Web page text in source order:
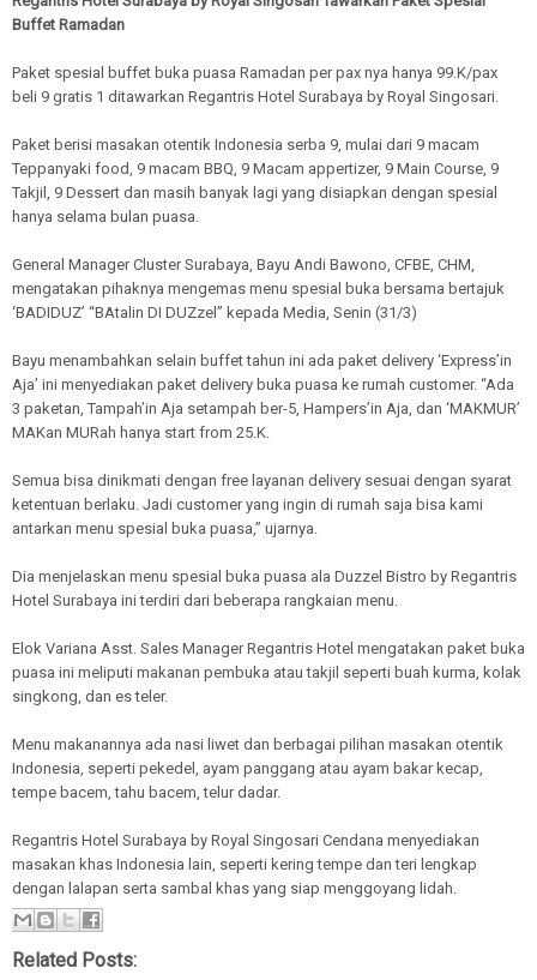
Buffet Ramadan
Paket spesial buffet buka puasa Ramadan per pax nya hanya 99.K/pax
beli 9 gratis 1 ditawarkan Regantris Hotel Surabaya by Royal Singosari.
Paket berisi masakan otentik Indonesia serba 9, mulai dari 9 macam
Teppanyaki food, 9 macam BBQ, 9 Macam appertizer, 9 Main Course, 9
Takjil, 9 Dessert dan masih banyak lagi yang disiapkan dengan spesial
hanya selama bulan puasa.
General Manager Cluster Surabaya, Bayu Andi Bawono, CFBE, CHM,
mengatakan pihaknya mengemas menu spesial buka bersama bertajuk
‘BADIDUZ’ “BAtalin DI DUZzel” kepada Media, Senin (31/3)
Bayu menambahkan selain buffet tahun ini ada paket delivery ‘Express’in
Aja’ ini menyediakan paket delivery buka puasa ke rumah customer. “Ada
3 paketan, Tampah’in Aja setampah ber-5, Hampers’in Aja, dan ‘MAKMUR’
MAKan MURah hanya start from 25.K.
Semua bisa dinikmati dengan free layanan delivery sesuai dengan syarat
ketentuan berlaku. Jadi customer yang ingin di rumah saja bisa kami
antarkan menu spesial buka puasa,” ujarnya.
Dia menjelaskan menu spesial buka puasa ala Duzzel Bistro by Regantris
Hotel Surabaya ini terdiri dari beberapa rangkaian menu.
Elok Variana Asst. Sales Manager Regantris Hotel mengatakan paket buka
puasa ini meliputi makanan pembuka atau takjil seperti buah kurma, kolak
singkong, dan es teler.
Menu makanannya ada nasi liwet dan berbagai pilihan masakan otentik
Indonesia, seperti pekedel, ayam panggang atau ayam bakar kecap,
tempe bacem, tahu bacem, telur dadar.
Regantris Hotel Surabaya by Royal Singosari Cendana menyediakan
masakan khas Indonesia lain, seperti kering tempe dan teri lengkap
dengan lalapan serta sambal khas yang siap menggoyang lidah.
Related Posts: